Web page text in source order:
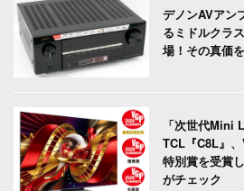
デノンAVアン
るミドルクラ
場！その真価
「次世代Mini
TCL『C8L』
特別賞を受賞
がチェック